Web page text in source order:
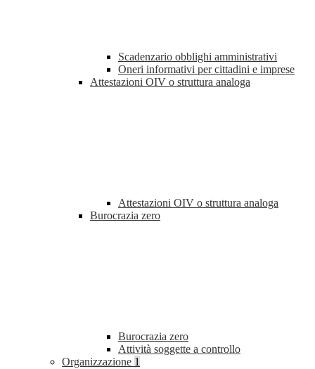
Scadenzario obblighi amministrativi
Oneri informativi per cittadini e imprese
Attestazioni OIV o struttura analoga
Attestazioni OIV o struttura analoga
Burocrazia zero
Burocrazia zero
Attività soggette a controllo
Organizzazione 1